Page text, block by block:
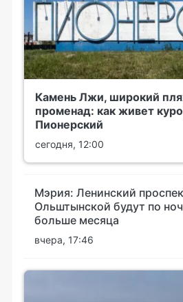
Камень Лжи, широкий
променад: как живет
Пионерский
сегодня, 12:00
Мэрия: Ленинский
Ольштынской будут по
больше месяца
вчера, 17:46